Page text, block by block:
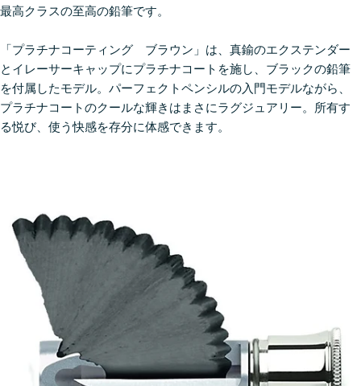
最高クラスの至高の鉛筆です。
「プラチナコーティング ブラウン」は、真鍮のエクステンダー
とイレーサーキャップにプラチナコートを施し、ブラックの鉛筆
を付属したモデル。パーフェクトペンシルの入門モデルながら、
プラチナコートのクールな輝きはまさにラグジュアリー。所有す
る悦び、使う快感を存分に体感できます。